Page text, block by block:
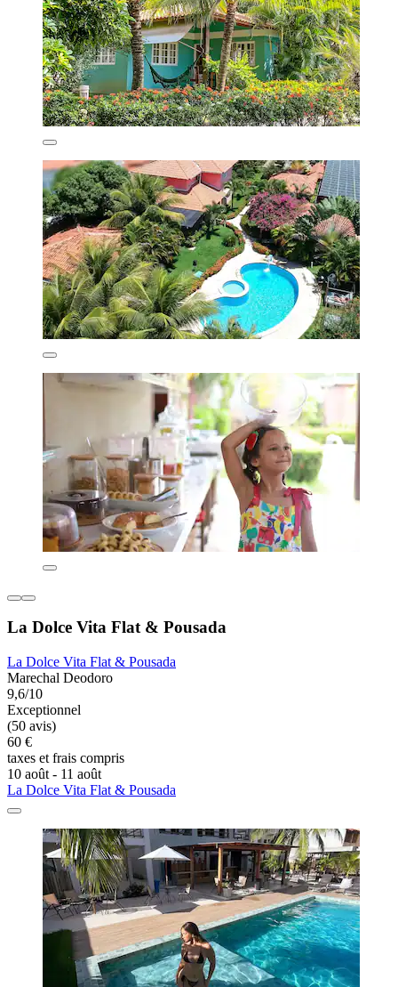
La Dolce Vita Flat & Pousada
La Dolce Vita Flat & Pousada
Marechal Deodoro
9,6/10
Exceptionnel
(50 avis)
60 €
taxes et frais compris
10 août - 11 août
La Dolce Vita Flat & Pousada